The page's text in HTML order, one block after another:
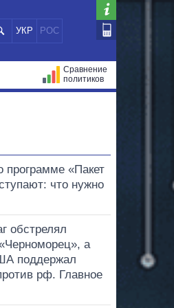
УКР РОС
Сравнение
политиков
«Пакет
что нужно
обстрелял
а
поддержал
рф. Главное